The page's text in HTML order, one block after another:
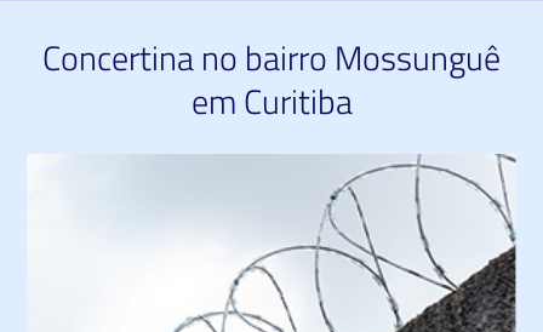
Concertina no bairro Mossunguê
em Curitiba